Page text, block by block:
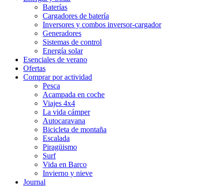
Baterías
Cargadores de batería
Inversores y combos inversor-cargador
Generadores
Sistemas de control
Energía solar
Esenciales de verano
Ofertas
Comprar por actividad
Pesca
Acampada en coche
Viajes 4x4
La vida cámper
Autocaravana
Bicicleta de montaña
Escalada
Piragüismo
Surf
Vida en Barco
Invierno y nieve
Journal